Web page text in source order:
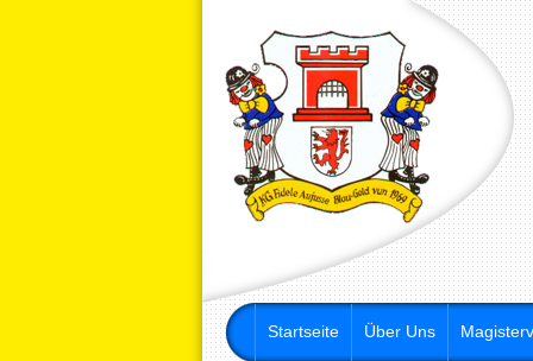
Startseite Über Uns